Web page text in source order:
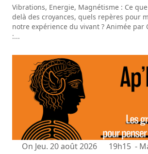
Vibrations, Energie, Magnétisme : Ce
delà des croyances, quels repères pour
notre expérience du vivant ? Animée par
:...
On Jeu. 20 août 2026 19h15 -